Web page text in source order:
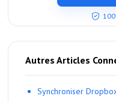
Autres Articles
Synchroniser